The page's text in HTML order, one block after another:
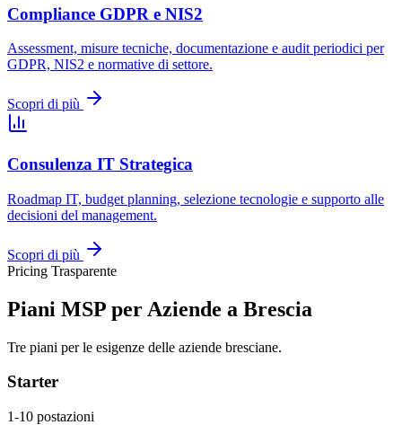
Compliance GDPR e NIS2
Assessment, misure tecniche, documentazione e audit periodici per
GDPR, NIS2 e normative di settore.
Scopri di più
Consulenza IT Strategica
Roadmap IT, budget planning, selezione tecnologie e supporto alle
decisioni del management.
Scopri di più
Pricing Trasparente
Piani MSP per Aziende a Brescia
Tre piani per le esigenze delle aziende bresciane.
Starter
1-10 postazioni